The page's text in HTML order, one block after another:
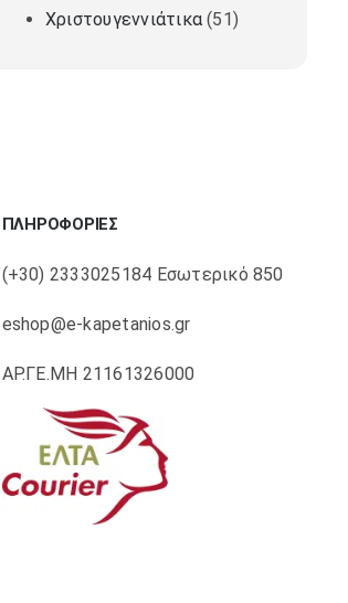
Χριστουγεννιάτικα (51)
ΠΛΗΡΟΦΟΡΙΕΣ
(+30) 2333025184 Εσωτερικό 850
eshop@e-kapetanios.gr
ΑΡ.ΓΕ.ΜΗ 21161326000